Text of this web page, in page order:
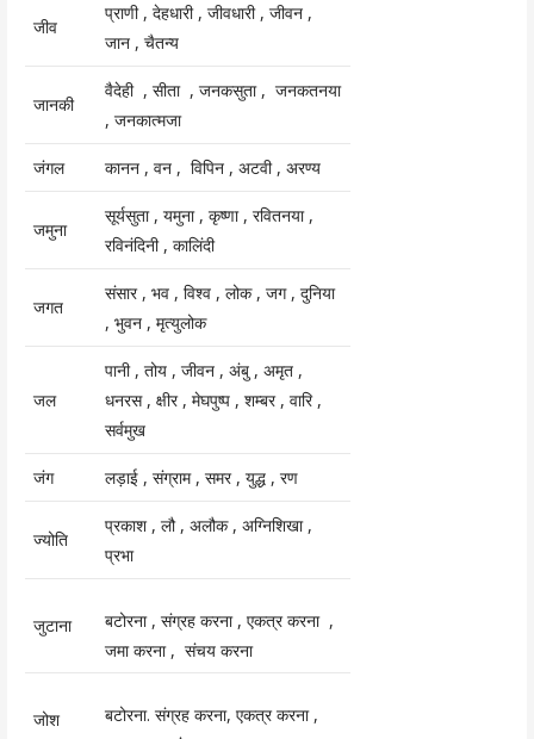
जीव
प्राणी , देहधारी , जीवधारी , जीवन ,
जान , चैतन्य
जानकी
वैदेही , सीता , जनकसुता , जनकतनया
, जनकात्मजा
जंगल कानन , वन , विपिन , अटवी , अरण्य
जमुना
सूर्यसुता , यमुना , कृष्णा , रवितनया ,
रविनंदिनी , कालिंदी
जगत
संसार , भव , विश्व , लोक , जग , दुनिया
, भुवन , मृत्युलोक
जल
पानी , तोय , जीवन , अंबु , अमृत ,
धनरस , क्षीर , मेघपुष्प , शम्बर , वारि ,
सर्वमुख
जंग लड़ाई , संग्राम , समर , युद्ध , रण
ज्योति
प्रकाश , लौ , अलौक , अग्निशिखा ,
प्रभा
जुटाना
बटोरना , संग्रह करना , एकत्र करना ,
जमा करना , संचय करना
जोश
बटोरना. संग्रह करना, एकत्र करना ,